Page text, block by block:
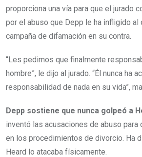
proporciona una vía para que el jurado
por el abuso que Depp le ha infligido al
campaña de difamación en su contra.
“Les pedimos que finalmente
hombre”, le dijo al jurado. “Él nunca ha
responsabilidad de nada en su vida”,
Depp sostiene que nunca golpeó a
inventó las acusaciones de abuso para
en los procedimientos de divorcio. Ha
Heard lo atacaba físicamente.